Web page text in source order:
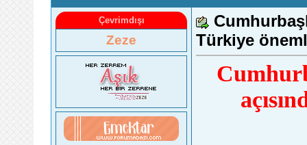
Çevrimdışı
Zeze
Türkiye